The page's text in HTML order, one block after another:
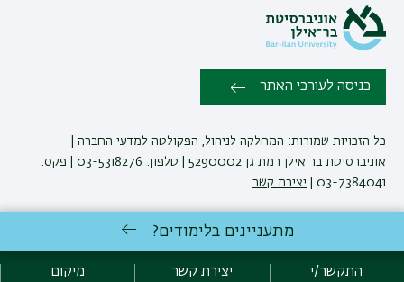
כניסה לעורכי האתר
כל הזכויות שמורות: המחלקה לניהול, הפקולטה למדעי החברה |
אוניברסיטת בר אילן רמת גן 5290002 | טלפון: 03-5318276 | פקס:
03-7384041 |
יצירת קשר
באוניברסיטת בר-אילן
הצהרת נגישות
מדיניות פרטיות
מתעניינים בלימודים?
התקשר/י יצירת קשר מיקום